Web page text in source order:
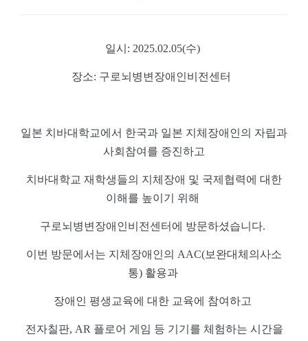
일시: 2025.02.05(수)
장소: 구로뇌병변장애인비전센터
일본 치바대학교에서 한국과 일본 지체장애인의 자립과
사회참여를 증진하고
치바대학교 재학생들의 지체장애 및 국제협력에 대한
이해를 높이기 위해
구로뇌병변장애인비전센터에 방문하셨습니다.
이번 방문에서는 지체장애인의 AAC(보완대체의사소
통) 활용과
장애인 평생교육에 대한 교육에 참여하고
전자칠판, AR 플로어 게임 등 기기를 체험하는 시간을